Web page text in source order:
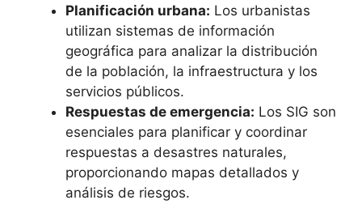
Planificación urbana: Los urbanistas
utilizan sistemas de información
geográfica para analizar la distribución
de la población, la infraestructura y los
servicios públicos.
Respuestas de emergencia: Los SIG son
esenciales para planificar y coordinar
respuestas a desastres naturales,
proporcionando mapas detallados y
análisis de riesgos.